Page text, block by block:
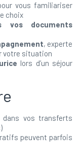
vous familiariser
choix
vos documents
, experte
votre situation
lors d’un séjour
dans vos transferts
peuvent parfois